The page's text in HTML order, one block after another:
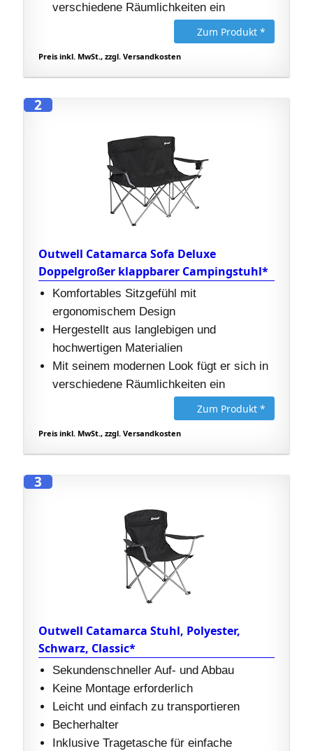
verschiedene Räumlichkeiten ein
Zum Produkt *
Preis inkl. MwSt., zzgl. Versandkosten
2
Outwell Catamarca Sofa Deluxe
Doppelgroßer klappbarer Campingstuhl*
Komfortables Sitzgefühl mit
ergonomischem Design
Hergestellt aus langlebigen und
hochwertigen Materialien
Mit seinem modernen Look fügt er sich in
verschiedene Räumlichkeiten ein
Zum Produkt *
Preis inkl. MwSt., zzgl. Versandkosten
3
Outwell Catamarca Stuhl, Polyester,
Schwarz, Classic*
Sekundenschneller Auf- und Abbau
Keine Montage erforderlich
Leicht und einfach zu transportieren
Becherhalter
Inklusive Tragetasche für einfache